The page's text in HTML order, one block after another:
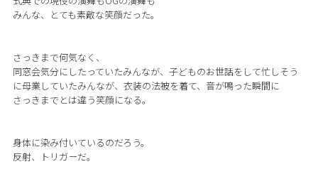
みんな、とても素敵な笑顔だった。
さっきまで何気なく、
同窓会気分にしたっていたみんなが、子どものお世話をして忙しそう
に母業していたみんなが、衣装の法被を着て、音が鳴った瞬間に
さっきまでとは違う笑顔になる。
身体に染み付いているのだろう。
反射、トリガーだ。